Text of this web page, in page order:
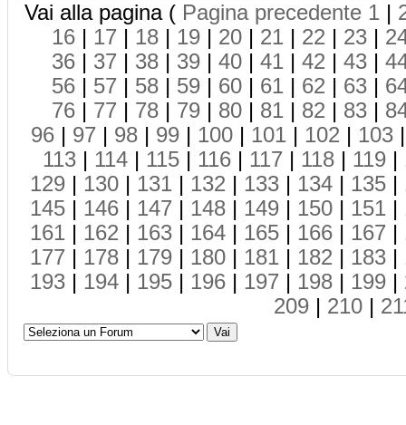
Vai alla pagina ( Pagina precedente 1 |
16 | 17 | 18 | 19 | 20 | 21 | 22 | 23 |
36 | 37 | 38 | 39 | 40 | 41 | 42 | 43 |
56 | 57 | 58 | 59 | 60 | 61 | 62 | 63 |
76 | 77 | 78 | 79 | 80 | 81 | 82 | 83 |
96 | 97 | 98 | 99 | 100 | 101 | 102 | 103
113 | 114 | 115 | 116 | 117 | 118 | 119 |
129 | 130 | 131 | 132 | 133 | 134 | 135 |
145 | 146 | 147 | 148 | 149 | 150 | 151 |
161 | 162 | 163 | 164 | 165 | 166 | 167 |
177 | 178 | 179 | 180 | 181 | 182 | 183 |
193 | 194 | 195 | 196 | 197 | 198 | 199 |
209 | 210 |